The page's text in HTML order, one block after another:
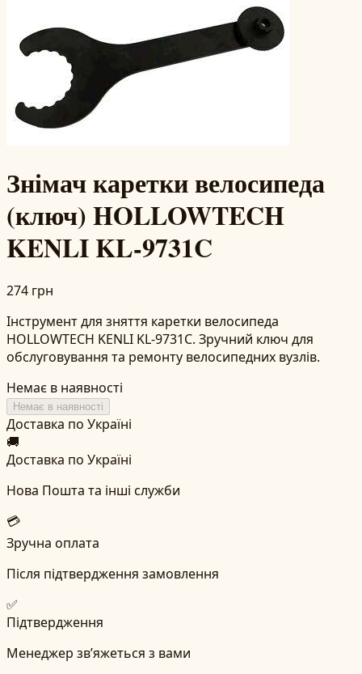
Знімач каретки велосипеда
(ключ) HOLLOWTECH
KENLI KL-9731C
274 грн
Інструмент для зняття каретки велосипеда
HOLLOWTECH KENLI KL-9731C. Зручний ключ для
обслуговування та ремонту велосипедних вузлів.
Немає в наявності
Немає в наявності
Доставка по Україні
🚚
Доставка по Україні
Нова Пошта та інші служби
💳
Зручна оплата
Після підтвердження замовлення
✅
Підтвердження
Менеджер зв’яжеться з вами